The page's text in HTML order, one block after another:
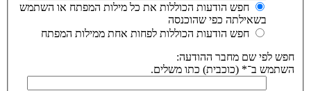
חפש הודעות הכוללות את כל מילות המפתח או השתמש
בשאילתה כפי שהוכנסה
חפש הודעות הכוללות לפחות אחת ממילות המפתח
חפש לפי שם מחבר ההודעה:
השתמש ב־* (כוכבית) כתו משלים.